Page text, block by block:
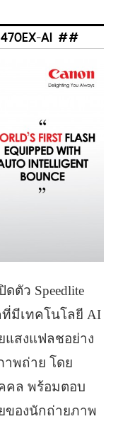
AI ##
ดตัว Speedlite
มีเทคโนโลยี AI
แสงแฟลชอย่าง
าพถ่าย โดย
คล พร้อมตอบ
ของนักถ่ายภาพ